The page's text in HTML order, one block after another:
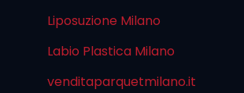
Liposuzione Milano
Labio Plastica Milano
venditaparquetmilano.it